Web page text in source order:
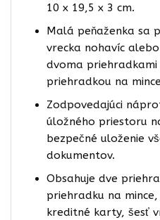
10 x 19,5 x 3 cm.
Malá peňaženka sa
vrecka nohavíc
dvoma
priehradkou na
Zodpovedajúci
úložného priestoru
bezpečné uloženie
dokumentov.
Obsahuje dve
priehradku na
kreditné karty, šesť